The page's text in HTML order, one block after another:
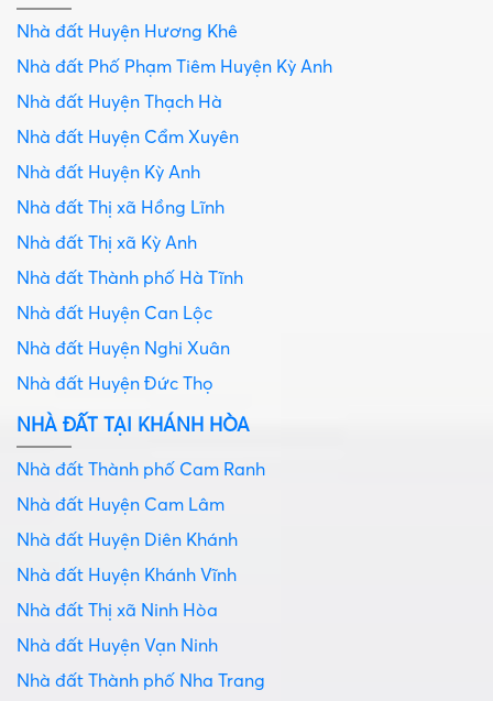
Nhà đất Huyện Hương Khê
Nhà đất Phố Phạm Tiêm Huyện Kỳ Anh
Nhà đất Huyện Thạch Hà
Nhà đất Huyện Cẩm Xuyên
Nhà đất Huyện Kỳ Anh
Nhà đất Thị xã Hồng Lĩnh
Nhà đất Thị xã Kỳ Anh
Nhà đất Thành phố Hà Tĩnh
Nhà đất Huyện Can Lộc
Nhà đất Huyện Nghi Xuân
Nhà đất Huyện Đức Thọ
NHÀ ĐẤT TẠI KHÁNH HÒA
Nhà đất Thành phố Cam Ranh
Nhà đất Huyện Cam Lâm
Nhà đất Huyện Diên Khánh
Nhà đất Huyện Khánh Vĩnh
Nhà đất Thị xã Ninh Hòa
Nhà đất Huyện Vạn Ninh
Nhà đất Thành phố Nha Trang